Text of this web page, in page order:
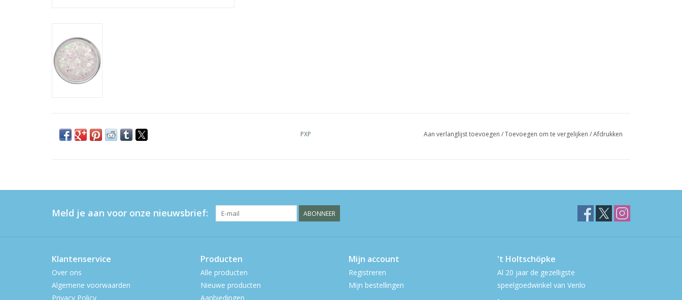
PXP Aan verlanglijst toevoegen /Toevoegen om te vergelijken /Afdrukken
Meld je aan voor onze nieuwsbrief: ABONNEER
Klantenservice
Over ons
Algemene voorwaarden
Privacy Policy
Producten
Alle producten
Nieuwe producten
Aanbiedingen
Mijn account
Registreren
Mijn bestellingen
't Holtschöpke
Al 20 jaar de gezelligste
speelgoedwinkel van Venlo